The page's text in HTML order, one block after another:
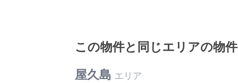
この物件と同じエリアの物件
屋久島 エリア